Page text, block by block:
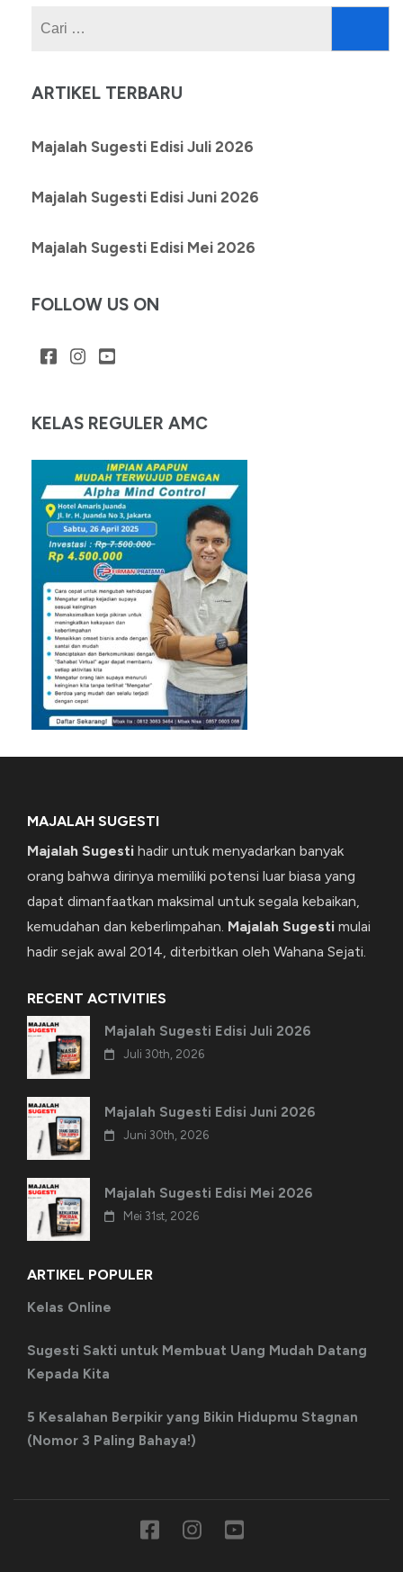
ARTIKEL TERBARU
Majalah Sugesti Edisi Juli 2026
Majalah Sugesti Edisi Juni 2026
Majalah Sugesti Edisi Mei 2026
FOLLOW US ON
KELAS REGULER AMC
MAJALAH SUGESTI
Majalah Sugesti hadir untuk menyadarkan banyak
orang bahwa dirinya memiliki potensi luar biasa yang
dapat dimanfaatkan maksimal untuk segala kebaikan,
kemudahan dan keberlimpahan. Majalah Sugesti mulai
hadir sejak awal 2014, diterbitkan oleh Wahana Sejati.
RECENT ACTIVITIES
Majalah Sugesti Edisi Juli 2026
Juli 30th, 2026
Majalah Sugesti Edisi Juni 2026
Juni 30th, 2026
Majalah Sugesti Edisi Mei 2026
Mei 31st, 2026
ARTIKEL POPULER
Kelas Online
Sugesti Sakti untuk Membuat Uang Mudah Datang
Kepada Kita
5 Kesalahan Berpikir yang Bikin Hidupmu Stagnan
(Nomor 3 Paling Bahaya!)